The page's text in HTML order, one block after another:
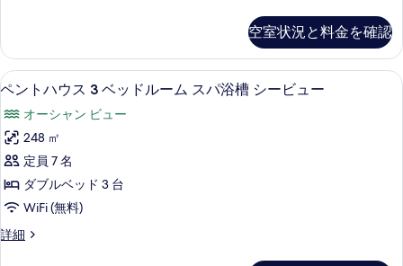
ベ
ッ
ド
ル
ー
ム
ジ
ェ
ッ
ペ
ン
ト
ウ
ス
ベ
ッ
ド
ル
ー
空室状況と料金を確認
ペ
ト
ハ
ウ
ス
ベ
ペントハウス 3 ベッドルーム スパ
16
ペントハウス 3 ベッドルーム スパ浴槽 シービュー
オーシャン ビュー
248 ㎡
定員 7 名
ダブルベッド 3 台
WiFi (無料)
詳細
ペ